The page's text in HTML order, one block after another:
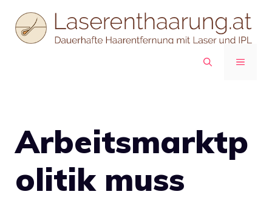
Inhalt
springen
MENÜ
Arbeitsmarktp
olitik muss